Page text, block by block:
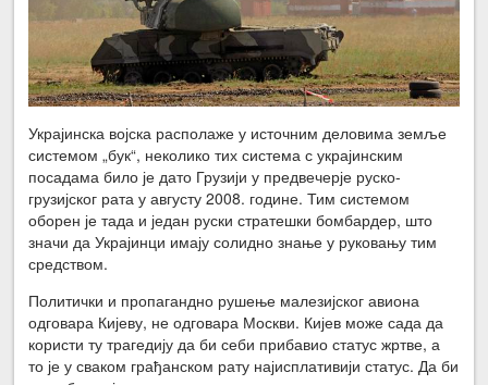
Украјинска војска располаже у источним деловима земље
системом „бук“, неколико тих система с украјинским
посадама било је дато Грузији у предвечерје руско-
грузијског рата у августу 2008. године. Тим системом
оборен је тада и један руски стратешки бомбардер, што
значи да Украјинци имају солидно знање у руковању тим
средством.
Политички и пропагандно рушење малезијског авиона
одговара Кијеву, не одговара Москви. Кијев може сада да
користи ту трагедију да би себи прибавио статус жртве, а
то је у сваком грађанском рату најисплативији статус. Да би